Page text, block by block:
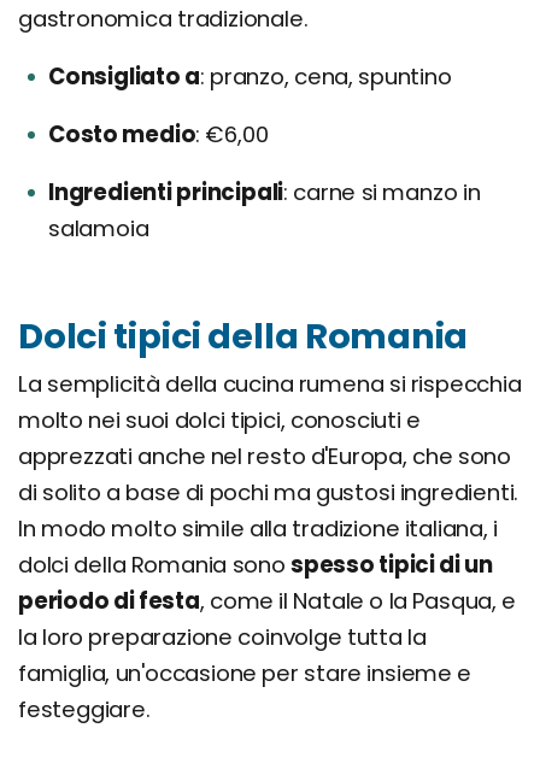
gastronomica tradizionale.
Consigliato a pranzo, cena, spuntino
Costo medio €6,00
Ingredienti principali carne si manzo in
salamoia
Dolci tipici della Romania
La semplicità della cucina rumena si rispecchia
molto nei suoi dolci tipici, conosciuti e
apprezzati anche nel resto d'Europa, che sono
di solito a base di pochi ma gustosi ingredienti.
In modo molto simile alla tradizione italiana, i
dolci della Romania sonospesso tipici di un
periodo di festa, come il Natale o la Pasqua, e
la loro preparazione coinvolge tutta la
famiglia, un'occasione per stare insieme e
festeggiare.